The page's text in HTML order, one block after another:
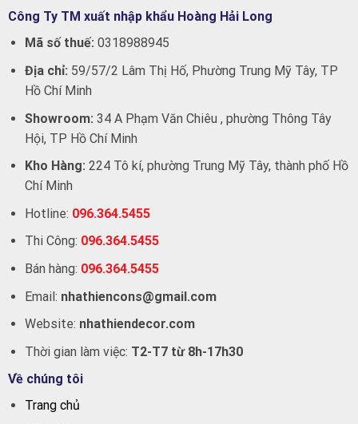
Công Ty TM xuất nhập khẩu Hoàng Hải Long
Mã số thuế: 0318988945
Địa chỉ: 59/57/2 Lâm Thị Hố, Phường Trung Mỹ Tây, TP
Hồ Chí Minh
Showroom: 34 A Phạm Văn Chiêu , phường Thông Tây
Hội, TP Hồ Chí Minh
Kho Hàng: 224 Tô kí, phường Trung Mỹ Tây, thành phố Hồ
Chí Minh
Hotline: 096.364.5455
Thi Công: 096.364.5455
Bán hàng: 096.364.5455
Email: nhathiencons@gmail.com
Website: nhathiendecor.com
Thời gian làm việc: T2-T7 từ 8h-17h30
Về chúng tôi
Trang chủ